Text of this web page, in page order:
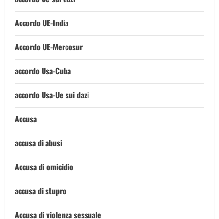
Accordo UE-India
Accordo UE-Mercosur
accordo Usa-Cuba
accordo Usa-Ue sui dazi
Accusa
accusa di abusi
Accusa di omicidio
accusa di stupro
Accusa di violenza sessuale